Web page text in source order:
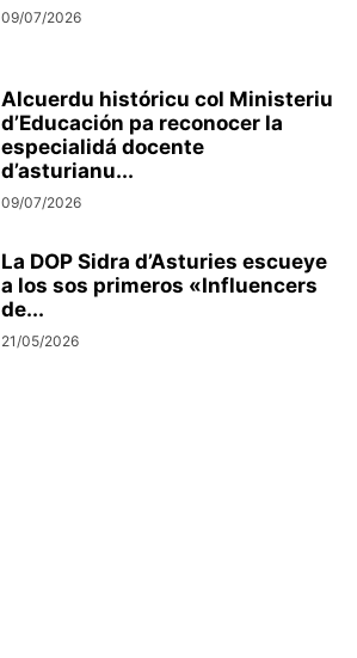
09/07/2026
Alcuerdu históricu col Ministeriu
d’Educación pa reconocer la
especialidá docente
d’asturianu...
09/07/2026
La DOP Sidra d’Asturies escueye
a los sos primeros «Influencers
de...
21/05/2026